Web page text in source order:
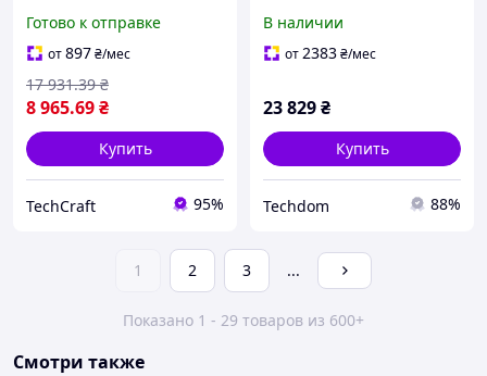
сигнала на 8 экранов
Готово к отправке
от897₴/мес
8 965.69₴
17 931.39 ₴
Купить
TechCraft 95%
В наличии
от2383₴/мес
23 829₴
Купить
Techdom 88%
1 2 3 ...
Показано 1 - 29 товаров из 600+
Смотри также